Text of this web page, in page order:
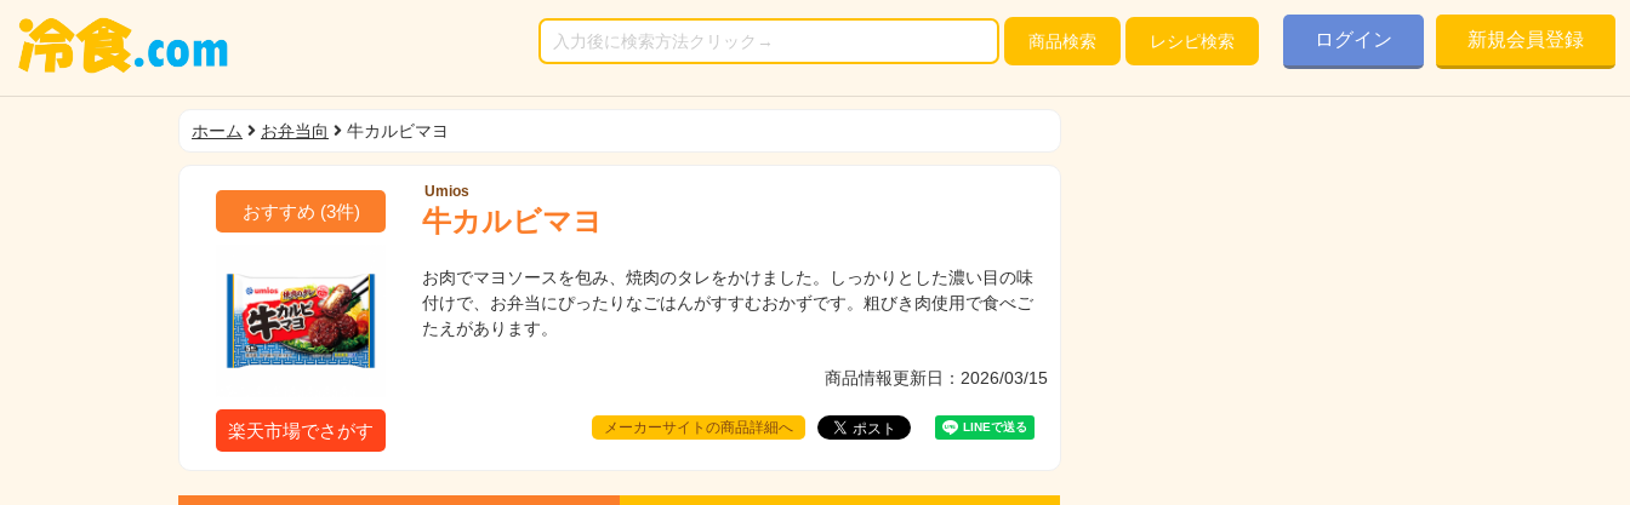
商品検索 レシピ検索 ログイン 新規会員登録
ホーム お弁当向 牛カルビマヨ
おすすめ (3件)
楽天市場でさがす
Umios
牛カルビマヨ
お肉でマヨソースを包み、焼肉のタレをかけました。しっかりとした濃い目の味
付けで、お弁当にぴったりなごはんがすすむおかずです。粗びき肉使用で食べご
たえがあります。
商品情報更新日：2026/03/15
メーカーサイトの商品詳細へ